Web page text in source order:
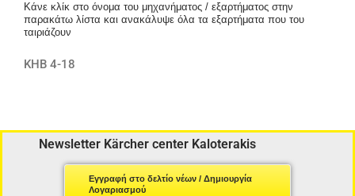
Κάνε κλίκ στο όνομα του μηχανήματος / εξαρτήματος στην
παρακάτω λίστα και ανακάλυψε όλα τα εξαρτήματα που του
ταιριάζουν
KHB 4-18
Newsletter Kärcher center Kaloterakis
Εγγραφή στο δελτίο νέων / Δημιουργία
Λογαριασμού